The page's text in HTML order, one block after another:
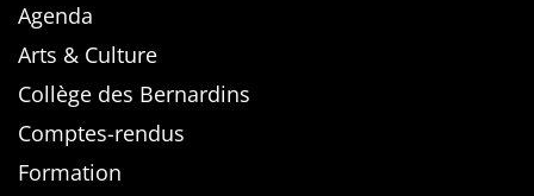
Agenda
Arts & Culture
Collège des Bernardins
Comptes-rendus
Formation